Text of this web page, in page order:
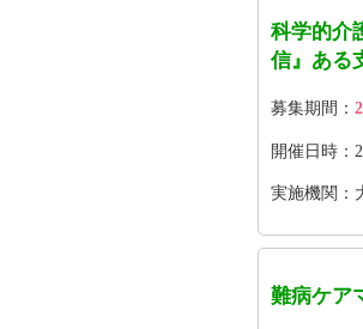
科学的介
信』ある
募集期間：
開催日時：
実施機関：
難病ケア